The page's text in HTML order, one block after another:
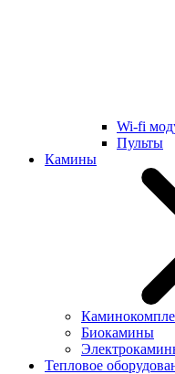
Wi-fi
Пульты
Камины
Биокамины
Тепловое